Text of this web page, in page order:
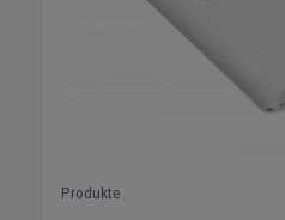
Produkte